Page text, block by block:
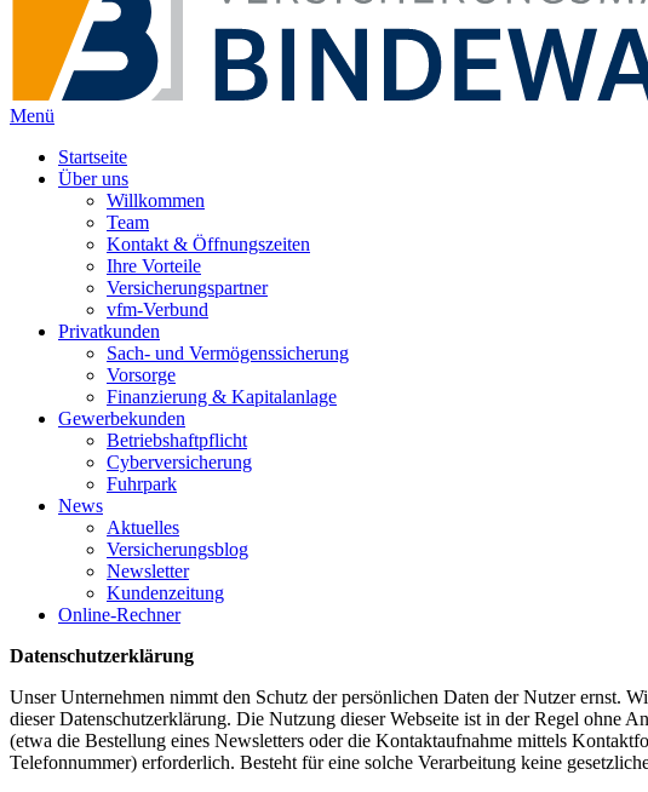
Menü
Startseite
Über uns
Willkommen
Team
Kontakt & Öffnungszeiten
Ihre Vorteile
Versicherungspartner
vfm-Verbund
Privatkunden
Sach- und Vermögenssicherung
Vorsorge
Finanzierung & Kapitalanlage
Gewerbekunden
Betriebshaftpflicht
Cyberversicherung
Fuhrpark
News
Aktuelles
Versicherungsblog
Newsletter
Kundenzeitung
Online-Rechner
Datenschutzerklärung
Unser Unternehmen nimmt den Schutz der persönlichen Daten der Nutzer ernst.
dieser Datenschutzerklärung. Die Nutzung dieser Webseite ist in der Regel ohne
(etwa die Bestellung eines Newsletters oder die Kontaktaufnahme mittels
Telefonnummer) erforderlich. Besteht für eine solche Verarbeitung keine